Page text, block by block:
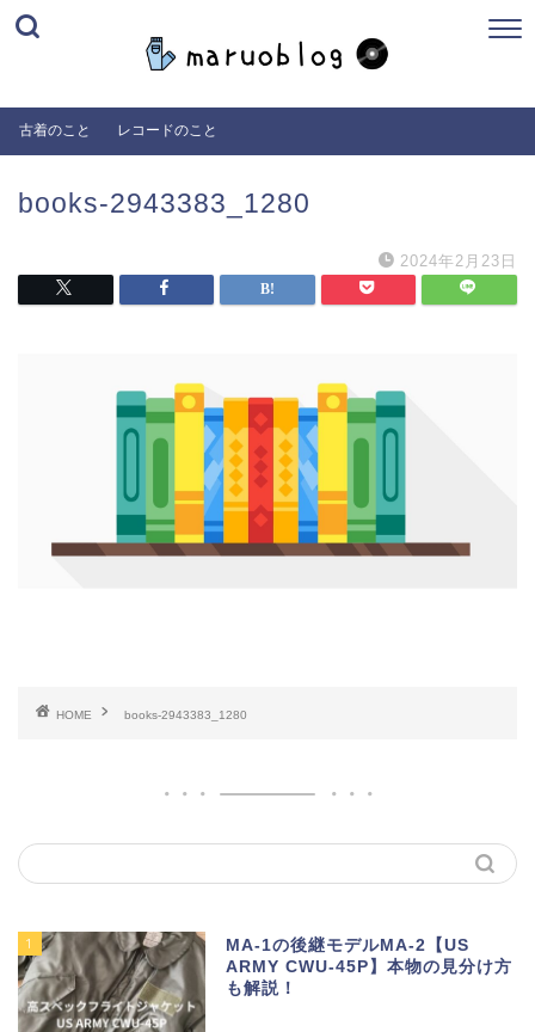
古着のこと レコードのこと
books-2943383_1280
2024年2月23日
HOME books-2943383_1280
1
MA-1の後継モデルMA-2【US
ARMY CWU-45P】本物の見分け方
も解説！